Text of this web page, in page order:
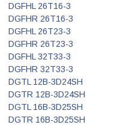
DGFHL 26T16-3
DGFHR 26T16-3
DGFHL 26T23-3
DGFHR 26T23-3
DGFHL 32T33-3
DGFHR 32T33-3
DGTL 12B-3D24SH
DGTR 12B-3D24SH
DGTL 16B-3D25SH
DGTR 16B-3D25SH